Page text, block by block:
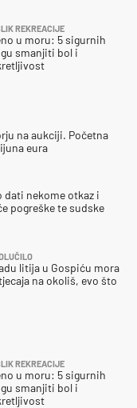
REKREACIJE
u moru: 5 sigurnih
smanjiti bol i
na aukciji. Početna
eura
dati nekome otkaz i
pogreške te sudske
litija u Gospiću mora
na okoliš, evo što
REKREACIJE
u moru: 5 sigurnih
smanjiti bol i